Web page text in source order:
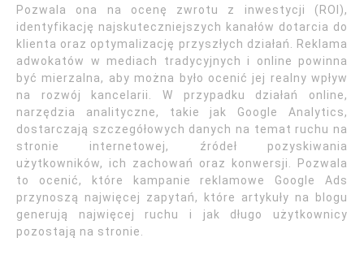
Pozwala ona na ocenę zwrotu z inwestycji (ROI),
identyfikację najskuteczniejszych kanałów dotarcia do
klienta oraz optymalizację przyszłych działań. Reklama
adwokatów w mediach tradycyjnych i online powinna
być mierzalna, aby można było ocenić jej realny wpływ
na rozwój kancelarii. W przypadku działań online,
narzędzia analityczne, takie jak Google Analytics,
dostarczają szczegółowych danych na temat ruchu na
stronie internetowej, źródeł pozyskiwania
użytkowników, ich zachowań oraz konwersji. Pozwala
to ocenić, które kampanie reklamowe Google Ads
przynoszą najwięcej zapytań, które artykuły na blogu
generują najwięcej ruchu i jak długo użytkownicy
pozostają na stronie.